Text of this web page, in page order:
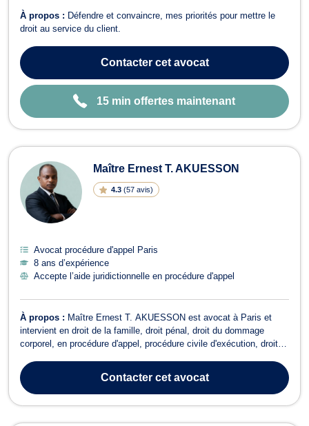
À propos : Défendre et convaincre, mes priorités pour mettre le
droit au service du client.
Contactercet avocat
15 min offertes maintenant
Maître Ernest T. AKUESSON
4.3 (57 avis)
Avocat procédure d'appel Paris
8 ans d’expérience
Accepte l’aide juridictionnelle en procédure d'appel
À propos : Maître Ernest T. AKUESSON est avocat à Paris et
intervient en droit de la famille, droit pénal, droit du dommage
corporel, en procédure d'appel, procédure civile d'exécution, droit
sociale. Maître AKUESSON plaide en droit de la famille et vous
assiste pou...
Contactercet avocat